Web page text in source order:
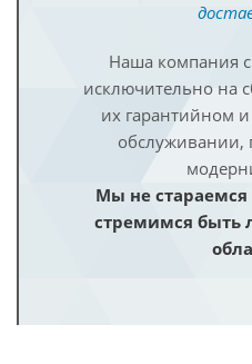
Наша компания
исключительно на
их гарантийном
обслуживании,
Мы не
стремимся быть